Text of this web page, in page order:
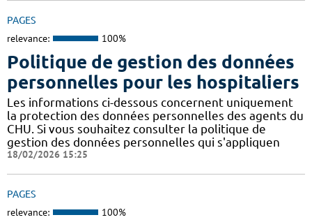
PAGES
relevance: 100%
Politique de gestion des données
personnelles pour les hospitaliers
Les informations ci-dessous concernent uniquement
la protection des données personnelles des agents du
CHU. Si vous souhaitez consulter la politique de
gestion des données personnelles qui s'appliquen
18/02/2026 15:25
PAGES
relevance: 100%